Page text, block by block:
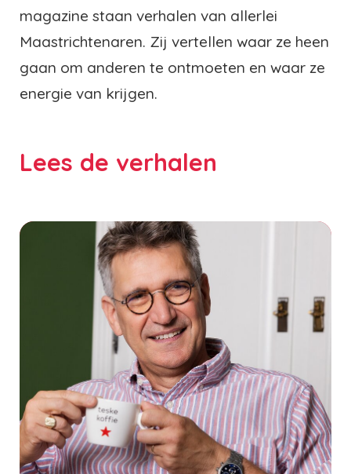
magazine staan verhalen van allerlei
Maastrichtenaren. Zij vertellen waar ze heen
gaan om anderen te ontmoeten en waar ze
energie van krijgen.
Lees de verhalen